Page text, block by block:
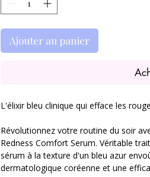
Ajouter au panier
L'élixir bleu clinique qui efface les
Révolutionnez votre routine du soir
Redness Comfort Serum. Véritable
sérum à la texture d'un bleu azur
dermatologique coréenne et une